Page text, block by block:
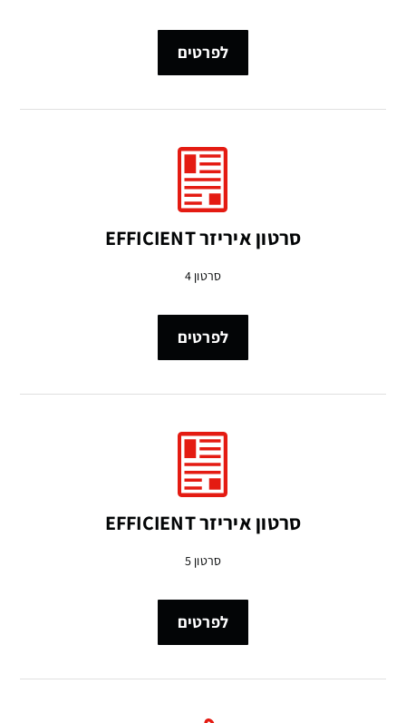
לפרטים
סרטון איריזר EFFICIENT
סרטון 4
לפרטים
סרטון איריזר EFFICIENT
סרטון 5
לפרטים